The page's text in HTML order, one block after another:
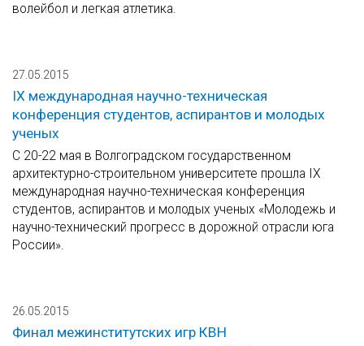
волейбол и легкая атлетика.
27.05.2015
IX международная научно-техническая
конференция студентов, аспирантов и молодых
ученых
С 20-22 мая в Волгоградском государственном
архитектурно-строительном университете прошла IX
международная научно-техническая конференция
студентов, аспирантов и молодых ученых «Молодежь и
научно-технический прогресс в дорожной отрасли юга
России».
26.05.2015
Финал межинститутских игр КВН